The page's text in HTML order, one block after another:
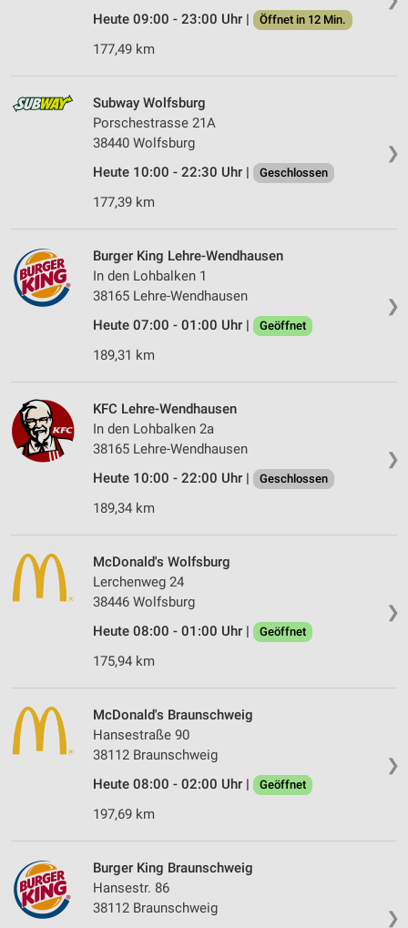
Heute 09:00 - 23:00 Uhr | Öffnet in 12 Min.
177,49 km
❯
Subway Wolfsburg
Porschestrasse 21A
38440 Wolfsburg
Heute 10:00 - 22:30 Uhr |
Geschlossen
177,39 km
❯
Burger King Lehre-Wendhausen
In den Lohbalken 1
38165 Lehre-Wendhausen
Heute 07:00 - 01:00 Uhr |
Geöffnet
189,31 km
❯
KFC Lehre-Wendhausen
In den Lohbalken 2a
38165 Lehre-Wendhausen
Heute 10:00 - 22:00 Uhr |
Geschlossen
189,34 km
❯
McDonald's Wolfsburg
Lerchenweg 24
38446 Wolfsburg
Heute 08:00 - 01:00 Uhr |
Geöffnet
175,94 km
❯
McDonald's Braunschweig
Hansestraße 90
38112 Braunschweig
Heute 08:00 - 02:00 Uhr |
Geöffnet
197,69 km
❯
Burger King Braunschweig
Hansestr. 86
38112 Braunschweig